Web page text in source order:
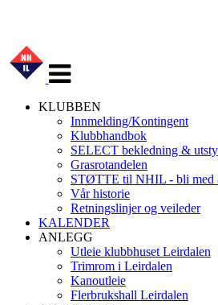
navigasjon
KLUBBEN
Innmelding/Kontingent
Klubbhandbok
SELECT bekledning &
Grasrotandelen
STØTTE til NHIL - bli med
Vår historie
Retningslinjer og veileder
KALENDER
ANLEGG
Utleie klubbhuset Leirdalen
Trimrom i Leirdalen
Kanoutleie
Flerbrukshall Leirdalen